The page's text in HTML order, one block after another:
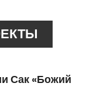
Сак «Божий